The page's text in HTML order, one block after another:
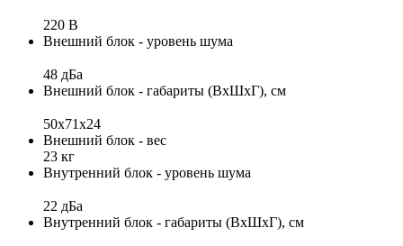
220 В
Внешний блок - уровень шума
48 дБа
Внешний блок - габариты (ВхШхГ), см
50х71х24
Внешний блок - вес
23 кг
Внутренний блок - уровень шума
22 дБа
Внутренний блок - габариты (ВхШхГ), см